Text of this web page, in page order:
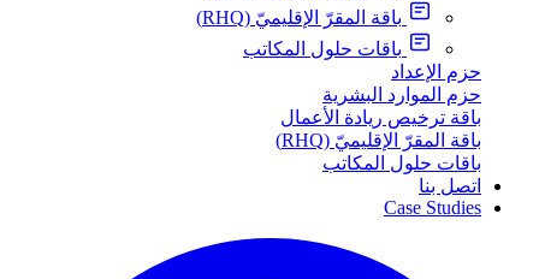
باقة المقرّ الإقليميّ (RHQ)
باقات حلول المكاتب
حزم الإعداد
حزم الموارد البشرية
باقة ترخيص ريادة الأعمال
باقة المقرّ الإقليميّ (RHQ)
باقات حلول المكاتب
اتصل بنا
Case Studies